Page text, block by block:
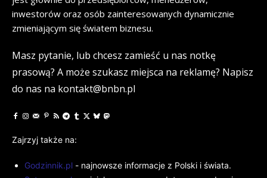
inwestorów oraz osób zainteresowanych dynamicznie
zmieniającym się światem biznesu.
Masz pytanie, lub chcesz zamieść u nas notkę
prasową? A może szukasz miejsca na reklamę? Napisz
do nas na kontakt@bnbn.pl
Zajrzyj także na:
Godzinnik.pl - najnowsze informacje z Polski i świata.